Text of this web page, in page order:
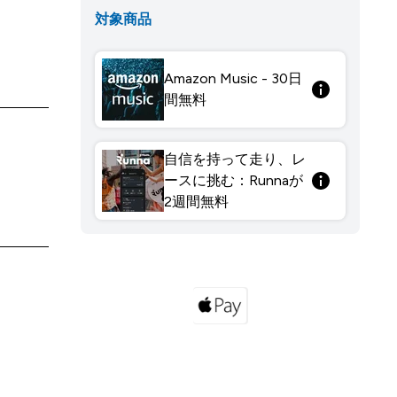
対象商品
Amazon Music - 30日
間無料
自信を持って走り、レ
ースに挑む：Runnaが
2週間無料